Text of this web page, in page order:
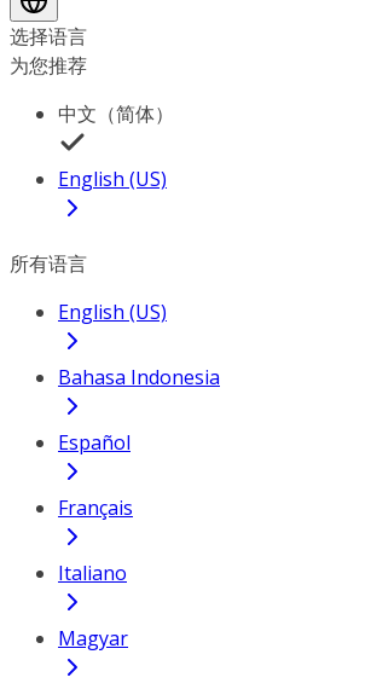
选择语言
为您推荐
中文（简体）
English (US)
所有语言
English (US)
Bahasa Indonesia
Español
Français
Italiano
Magyar